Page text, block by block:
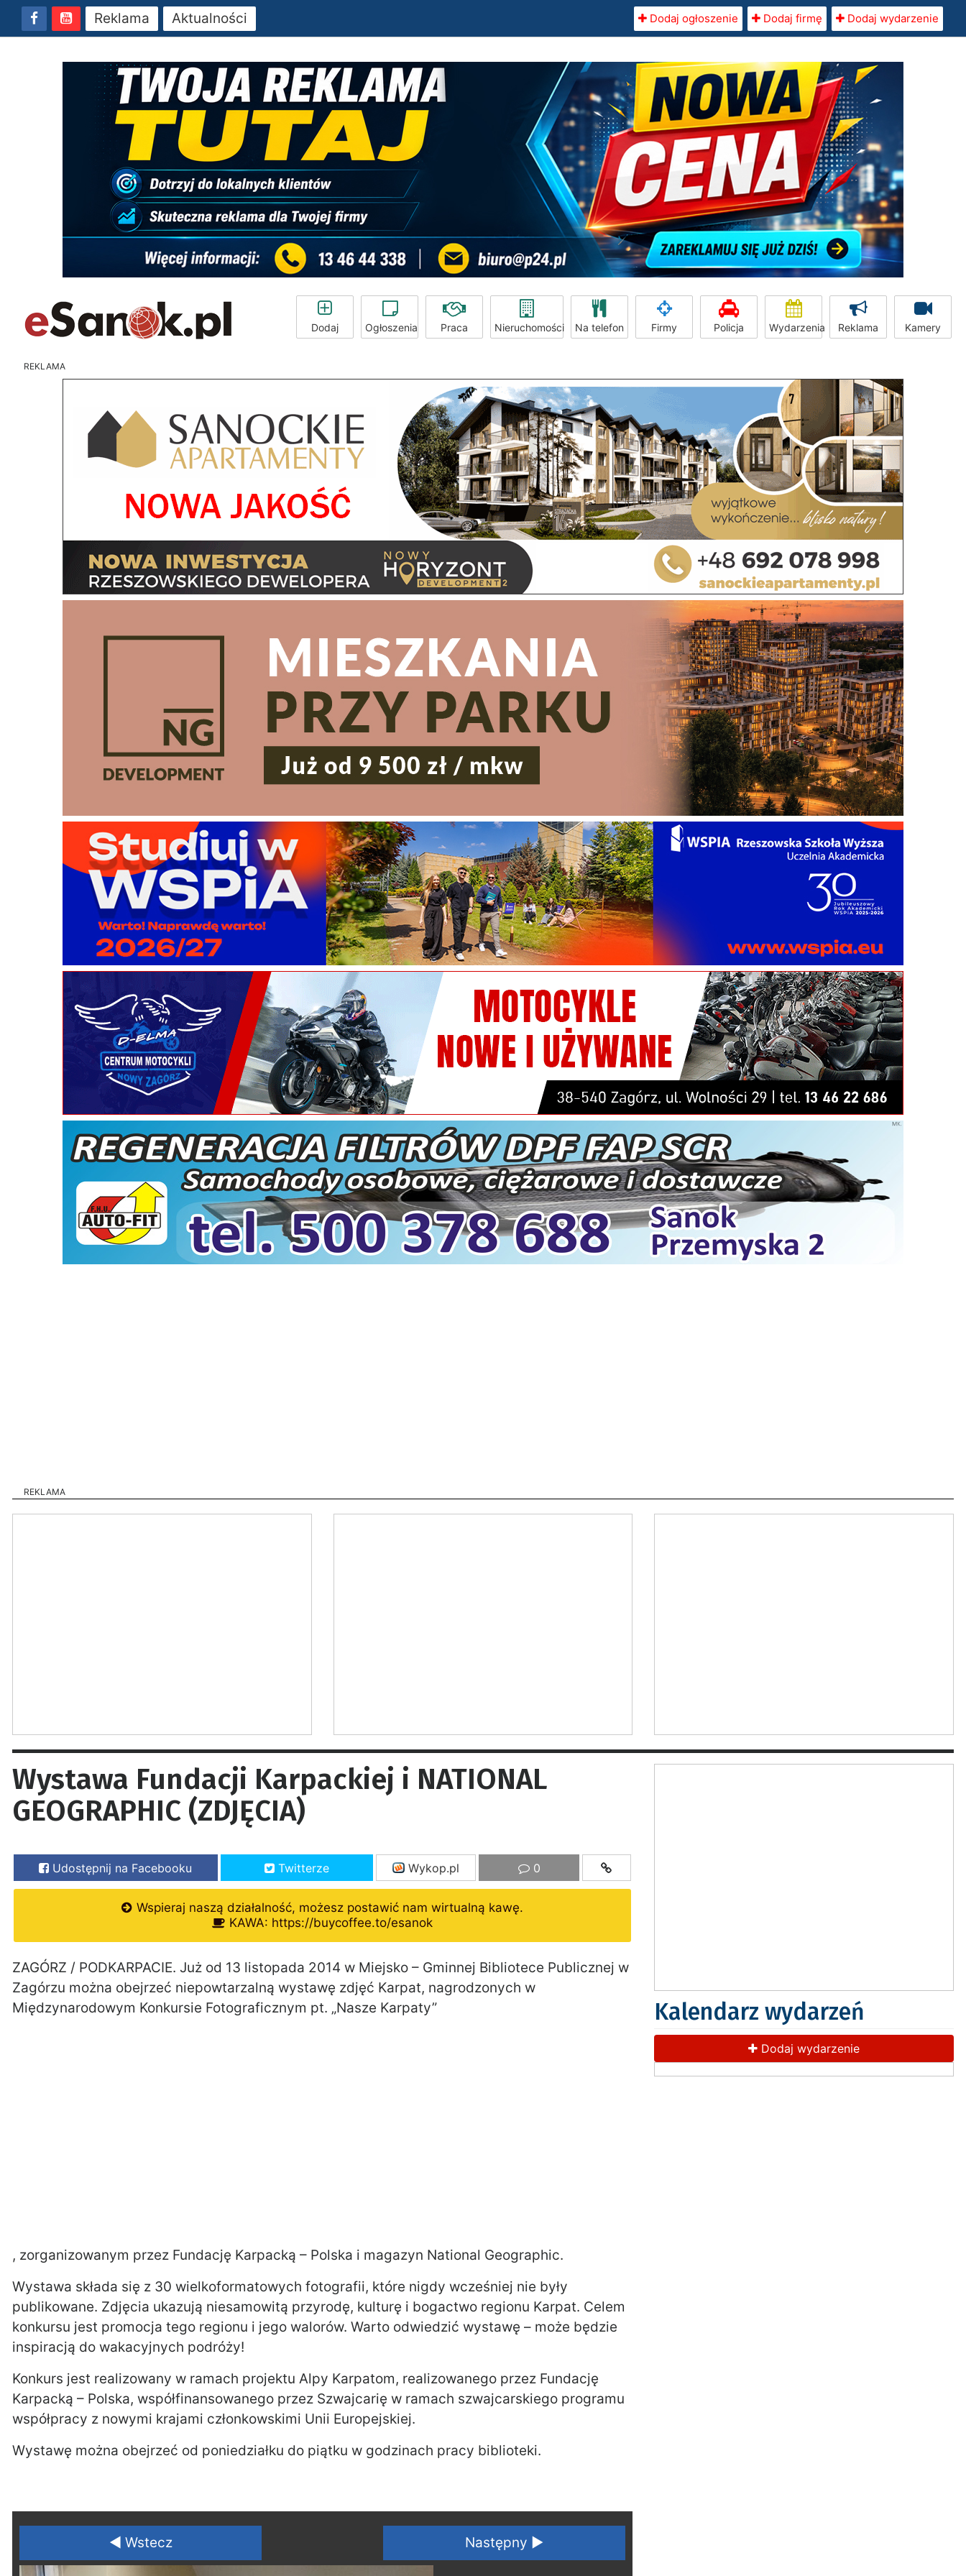
Reklama Aktualności Dodaj ogłoszenie Dodaj firmę Dodaj wydarzenie
Dodaj Ogłoszenia Praca Nieruchomości Na telefon Firmy Policja Wydarzenia Reklama Kamery
REKLAMA
REKLAMA
Wystawa Fundacji Karpackiej i NATIONAL
GEOGRAPHIC (ZDJĘCIA)
Udostępnij na Facebooku Twitterze Wykop.pl 0
Wspieraj naszą działalność, możesz postawić nam wirtualną kawę.
KAWA: https://buycoffee.to/esanok
ZAGÓRZ / PODKARPACIE. Już od 13 listopada 2014 w Miejsko – Gminnej Bibliotece Publicznej w
Zagórzu można obejrzeć niepowtarzalną wystawę zdjęć Karpat, nagrodzonych w
Międzynarodowym Konkursie Fotograficznym pt. „Nasze Karpaty”
, zorganizowanym przez Fundację Karpacką – Polska i magazyn National Geographic.
Wystawa składa się z 30 wielkoformatowych fotografii, które nigdy wcześniej nie były
publikowane. Zdjęcia ukazują niesamowitą przyrodę, kulturę i bogactwo regionu Karpat. Celem
konkursu jest promocja tego regionu i jego walorów. Warto odwiedzić wystawę – może będzie
inspiracją do wakacyjnych podróży!
Konkurs jest realizowany w ramach projektu Alpy Karpatom, realizowanego przez Fundację
Karpacką – Polska, współfinansowanego przez Szwajcarię w ramach szwajcarskiego programu
współpracy z nowymi krajami członkowskimi Unii Europejskiej.
Wystawę można obejrzeć od poniedziałku do piątku w godzinach pracy biblioteki.
◄ Wstecz Następny ►
Kalendarz wydarzeń
Dodaj wydarzenie